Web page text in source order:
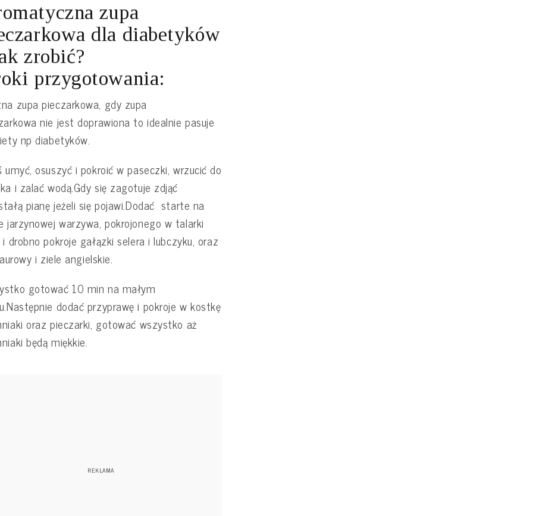
zupa
dla diabetyków
zrobić?
przygotowania:
zupa pieczarkowa, gdy zupa
nie jest doprawiona to idealnie pasuje
np diabetyków.
umyć, osuszyć i pokroić w paseczki, wrzucić do
i zalać wodą.Gdy się zagotuje zdjąć
pianę jeżeli się pojawi.Dodać starte na
jarzynowej warzywa, pokrojonego w talarki
drobno pokroje gałązki selera i lubczyku, oraz
i ziele angielskie.
gotować 10 min na małym
dodać przyprawę i pokroje w kostkę
oraz pieczarki, gotować wszystko aż
będą miękkie.